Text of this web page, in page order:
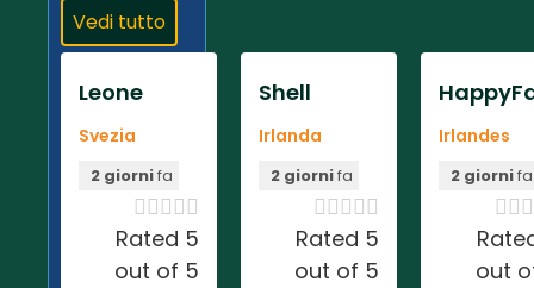
Vedi tutto
Leone
Svezia
2 giornifa

Rated 5
out of 5
Shell
Irlanda
2 giornifa

Rated 5
out of 5
Irlandes
2 giornifa

out